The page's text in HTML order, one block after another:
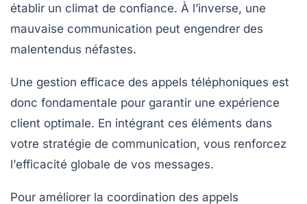
établir un climat de confiance. À l’inverse, une
mauvaise communication peut engendrer des
malentendus néfastes.
Une gestion efficace des appels téléphoniques est
donc fondamentale pour garantir une expérience
client optimale. En intégrant ces éléments dans
votre stratégie de communication, vous renforcez
l’efficacité globale de vos messages.
Pour améliorer la coordination des appels